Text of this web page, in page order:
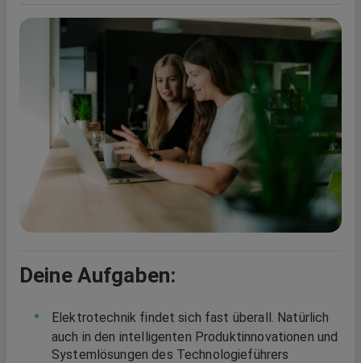
Deine Aufgaben:
Elektrotechnik findet sich fast überall. Natürlich
auch in den intelligenten Produktinnovationen und
Systemlösungen des Technologieführers